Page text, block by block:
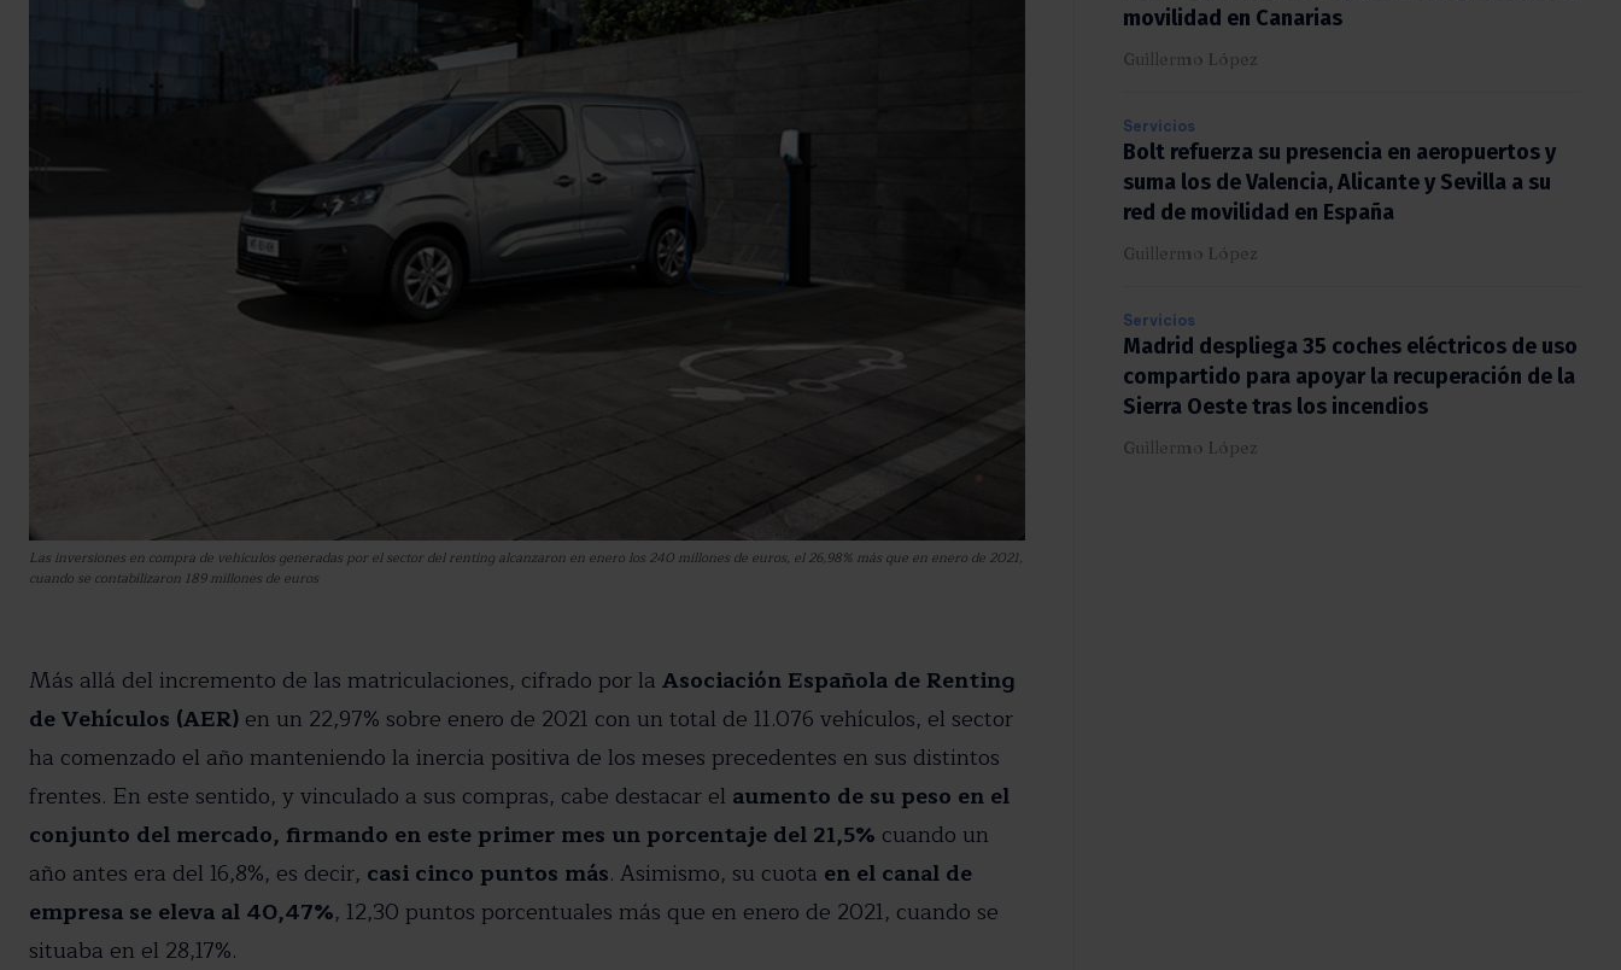
Las inversiones en compra de vehículos generadas por el sector del renting alcanzaron en enero los 240 millones de euros, el 26,98% más que en enero de 2021,
cuando se contabilizaron 189 millones de euros
Más allá del incremento de las matriculaciones, cifrado por la Asociación Española de Renting
de Vehículos (AER) en un 22,97% sobre enero de 2021 con un total de 11.076 vehículos, el sector
ha comenzado el año manteniendo la inercia positiva de los meses precedentes en sus distintos
frentes. En este sentido, y vinculado a sus compras, cabe destacar el aumento de su peso en el
conjunto del mercado, firmando en este primer mes un porcentaje del 21,5% cuando un
año antes era del 16,8%, es decir, casi cinco puntos más. Asimismo, su cuota en el canal de
empresa se eleva al 40,47%, 12,30 puntos porcentuales más que en enero de 2021, cuando se
situaba en el 28,17%.
la movilidad en Canarias
Guillermo López
Servicios
Bolt refuerza su presencia en aeropuertos y
suma los de Valencia, Alicante y Sevilla a su
red de movilidad en España
Guillermo López
Servicios
Madrid despliega 35 coches eléctricos de
uso compartido para apoyar la recuperación
de la Sierra Oeste tras los incendios
Guillermo López
Suscríbete a nuestro newsletter
Recibe toda la actualidad del motor en tu email.
He leído y acepto la política de privacidad